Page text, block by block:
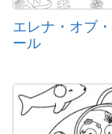
エレナ・オブ
ール